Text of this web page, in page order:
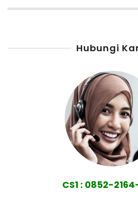
Hubungi
CS1 : 0852-